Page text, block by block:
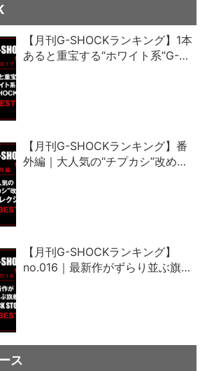
【月刊G-SHOCKランキング】1本
あると重宝する“ホワイト系”G-
【月刊G-SHOCKランキング】番
外編｜大人気の“チプカシ”改め、
【月刊G-SHOCKランキング】
no.016｜最新作がずらり並ぶ旗艦
ス